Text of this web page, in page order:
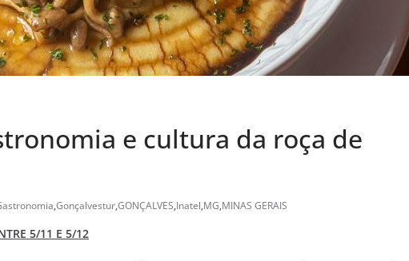
e cultura da roça de
,Gonçalvestur,GONÇALVES,Inatel,MG,MINAS GERAIS
5/11 E 5/12